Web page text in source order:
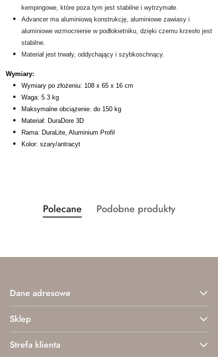
kempingowe, które poza tym jest stabilne i wytrzymałe.
Advancer ma aluminiową konstrukcję, aluminiowe zawiasy i
aluminiowe wzmocnienie w podłokietniku, dzięki czemu krzesło jest
stabilne.
Materiał jest trwały, oddychający i szybkoschnący.
Wymiary:
Wymiary po złożeniu: 108 x 65 x 16 cm
Waga: 5.3 kg
Maksymalne obciążenie: do 150 kg
Materiał: DuraDore 3D
Rama: DuraLite, Aluminium Profil
Kolor: szary/antracyt
Pomiń karuzelę produktów
Produkty
o
Polecane
Produkty
Podobne produkty
Dane adresowe
Sklep
Strefa klienta